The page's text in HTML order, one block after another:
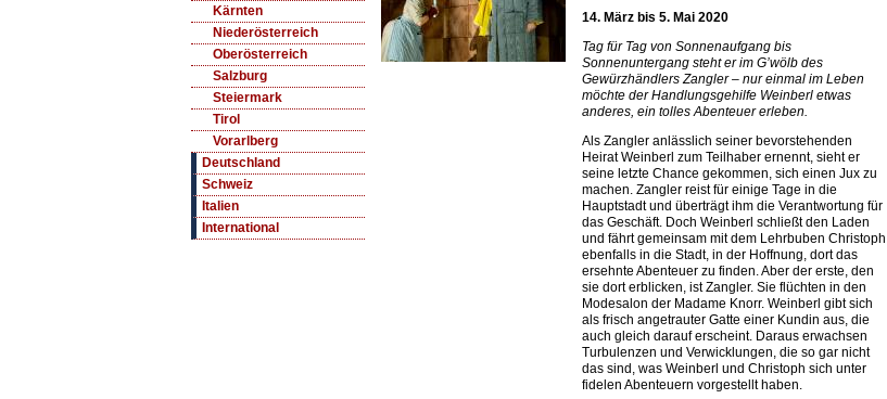
Kärnten
Niederösterreich
Oberösterreich
Salzburg
Steiermark
Tirol
Vorarlberg
Deutschland
Schweiz
Italien
International
14. März bis 5. Mai 2020
Tag für Tag von Sonnenaufgang bis
Sonnenuntergang steht er im G’wölb des
Gewürzhändlers Zangler – nur einmal im Leben
möchte der Handlungsgehilfe Weinberl etwas
anderes, ein tolles Abenteuer erleben.
Als Zangler anlässlich seiner bevorstehenden
Heirat Weinberl zum Teilhaber ernennt, sieht er
seine letzte Chance gekommen, sich einen Jux zu
machen. Zangler reist für einige Tage in die
Hauptstadt und überträgt ihm die Verantwortung für
das Geschäft. Doch Weinberl schließt den Laden
und fährt gemeinsam mit dem Lehrbuben Christoph
ebenfalls in die Stadt, in der Hoffnung, dort das
ersehnte Abenteuer zu finden. Aber der erste, den
sie dort erblicken, ist Zangler. Sie flüchten in den
Modesalon der Madame Knorr. Weinberl gibt sich
als frisch angetrauter Gatte einer Kundin aus, die
auch gleich darauf erscheint. Daraus erwachsen
Turbulenzen und Verwicklungen, die so gar nicht
das sind, was Weinberl und Christoph sich unter
fidelen Abenteuern vorgestellt haben.